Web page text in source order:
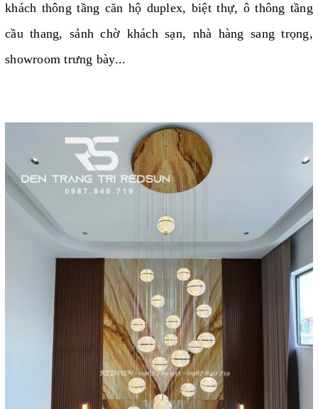
khách thông tầng căn hộ duplex, biệt thự, ô thông tầng
cầu thang, sảnh chờ khách sạn, nhà hàng sang trọng,
showroom trưng bày...